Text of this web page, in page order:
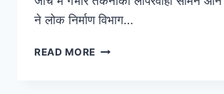
ने लोक निर्माण विभाग…
READ MORE